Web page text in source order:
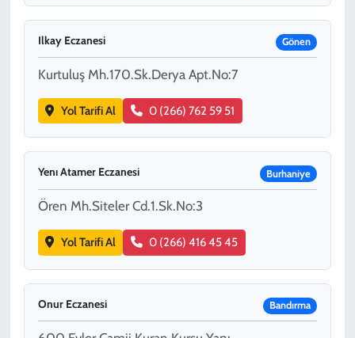
Ilkay Eczanesi Gönen
Kurtuluş Mh.170.Sk.Derya Apt.No:7
Yol Tarifi Al 0 (266) 762 59 51
Yenı Atamer Eczanesi Burhaniye
Ören Mh.Siteler Cd.1.Sk.No:3
Yol Tarifi Al 0 (266) 416 45 45
Onur Eczanesi Bandırma